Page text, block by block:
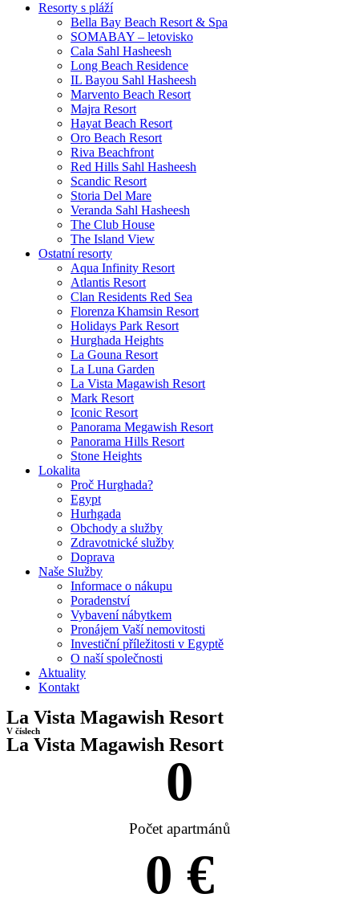
Resorty s pláží
Bella Bay Beach Resort & Spa
SOMABAY – letovisko
Cala Sahl Hasheesh
Long Beach Residence
IL Bayou Sahl Hasheesh
Marvento Beach Resort
Majra Resort
Hayat Beach Resort
Oro Beach Resort
Riva Beachfront
Red Hills Sahl Hasheesh
Scandic Resort
Storia Del Mare
Veranda Sahl Hasheesh
The Club House
The Island View
Ostatní resorty
Aqua Infinity Resort
Atlantis Resort
Clan Residents Red Sea
Florenza Khamsin Resort
Holidays Park Resort
Hurghada Heights
La Gouna Resort
La Luna Garden
La Vista Magawish Resort
Mark Resort
Iconic Resort
Panorama Megawish Resort
Panorama Hills Resort
Stone Heights
Lokalita
Proč Hurghada?
Egypt
Hurhgada
Obchody a služby
Zdravotnické služby
Doprava
Naše Služby
Informace o nákupu
Poradenství
Vybavení nábytkem
Pronájem Vaší nemovitosti
Investiční příležitosti v Egyptě
O naší společnosti
Aktuality
Kontakt
La Vista Magawish Resort​
V číslech
La Vista Magawish Resort​​
Počet apartmánů​
0
0 €